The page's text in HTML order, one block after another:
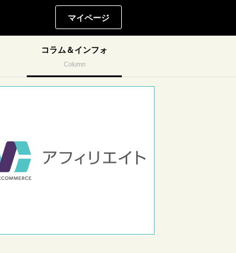
マイページ
コラム＆インフォ
Column